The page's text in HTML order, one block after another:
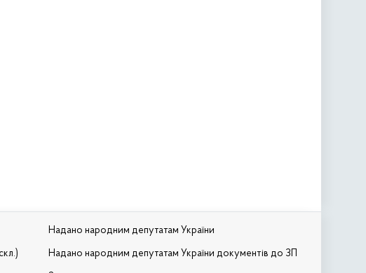
Надано народним депутатам України
Надано народним депутатам України документів до ЗП